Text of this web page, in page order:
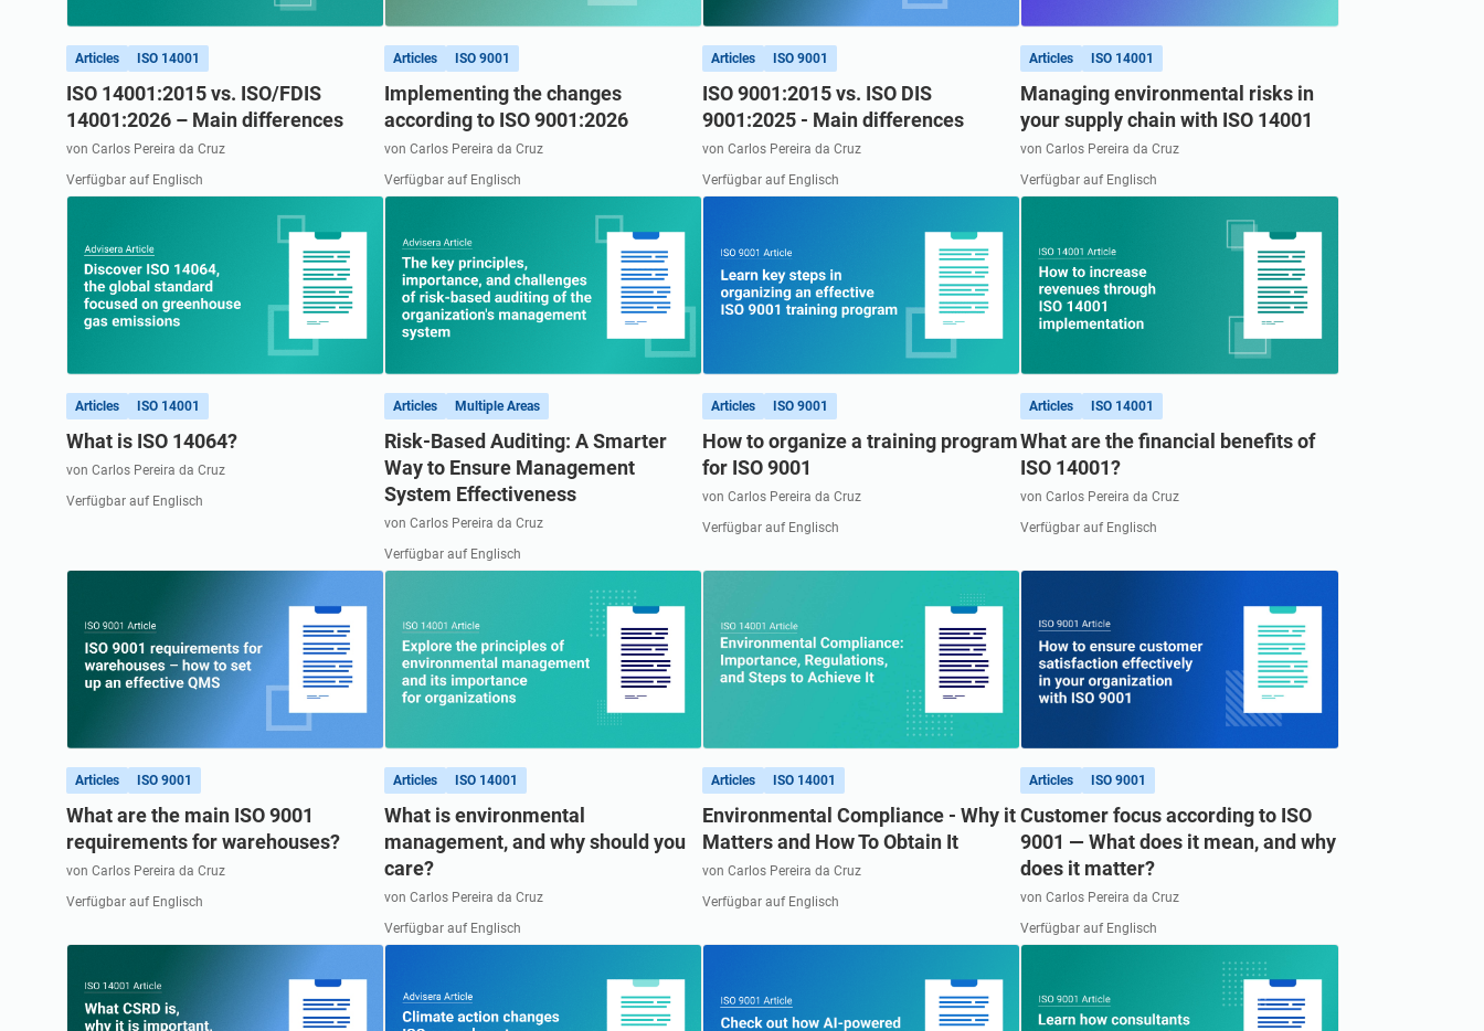
ISO 22301
IATF 16949
AS9100
sofort Antworten auf alle Fragen zu ISO 27001 und dem
Adiseras KI-gestützter Plattform schneller
Luft- und Raumfahrt
Laboratorien
Ihre Texte mithilfe der KI-gestützten Plattform von
Advisera, die auf proprietärem Compliance-Wissen
basiert.
Articles ISO 14001
ISO 14001:2015 vs. ISO/FDIS
14001:2026 – Main differences
von Carlos Pereira da Cruz
Verfügbar auf Englisch
Articles ISO 9001
Implementing the changes
according to ISO 9001:2026
von Carlos Pereira da Cruz
Verfügbar auf Englisch
Articles ISO 9001
ISO 9001:2015 vs. ISO DIS
9001:2025 - Main differences
von Carlos Pereira da Cruz
Verfügbar auf Englisch
Articles ISO 14001
Managing environmental risks in
your supply chain with ISO 14001
von Carlos Pereira da Cruz
Verfügbar auf Englisch
Articles ISO 14001
What is ISO 14064?
von Carlos Pereira da Cruz
Verfügbar auf Englisch
Articles Multiple Areas
Risk-Based Auditing: A Smarter
Way to Ensure Management
System Effectiveness
von Carlos Pereira da Cruz
Verfügbar auf Englisch
Articles ISO 9001
How to organize a training program
for ISO 9001
von Carlos Pereira da Cruz
Verfügbar auf Englisch
Articles ISO 14001
What are the financial benefits of
ISO 14001?
von Carlos Pereira da Cruz
Verfügbar auf Englisch
Articles ISO 9001
What are the main ISO 9001
requirements for warehouses?
von Carlos Pereira da Cruz
Verfügbar auf Englisch
Articles ISO 14001
What is environmental
management, and why should you
care?
von Carlos Pereira da Cruz
Verfügbar auf Englisch
Articles ISO 14001
Environmental Compliance - Why it
Matters and How To Obtain It
von Carlos Pereira da Cruz
Verfügbar auf Englisch
Articles ISO 9001
Customer focus according to ISO
9001 — What does it mean, and why
does it matter?
von Carlos Pereira da Cruz
Verfügbar auf Englisch